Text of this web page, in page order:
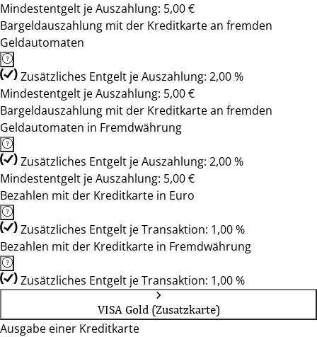
Mindestentgelt je Auszahlung: 5,00 €
Bargeldauszahlung mit der Kreditkarte an fremden
Geldautomaten
Zusätzliches Entgelt je Auszahlung: 2,00 %
Mindestentgelt je Auszahlung: 5,00 €
Bargeldauszahlung mit der Kreditkarte an fremden
Geldautomaten in Fremdwährung
Zusätzliches Entgelt je Auszahlung: 2,00 %
Mindestentgelt je Auszahlung: 5,00 €
Bezahlen mit der Kreditkarte in Euro
Zusätzliches Entgelt je Transaktion: 1,00 %
Bezahlen mit der Kreditkarte in Fremdwährung
Zusätzliches Entgelt je Transaktion: 1,00 %
VISA Gold (Zusatzkarte)
Ausgabe einer Kreditkarte